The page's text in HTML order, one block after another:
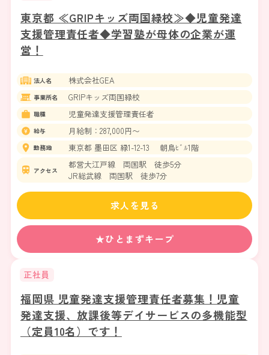
東京都 ≪GRIPキッズ両国緑校≫◆児童発達
支援管理責任者◆学習塾が母体の企業が運
営！
法人名 株式会社GEA
事業所名 GRIPキッズ両国緑校
職種 児童発達支援管理責任者
給与 月給制：287,000円〜
勤務地 東京都 墨田区 緑1-12-13 朝鳥ﾋﾞﾙ1階
アクセス
都営大江戸線 両国駅 徒歩5分
JR総武線 両国駅 徒歩7分
★ひとまずキープ
求人を見る
正社員
福岡県 児童発達支援管理責任者募集！児童
発達支援、放課後等デイサービスの多機能型
（定員10名）です！